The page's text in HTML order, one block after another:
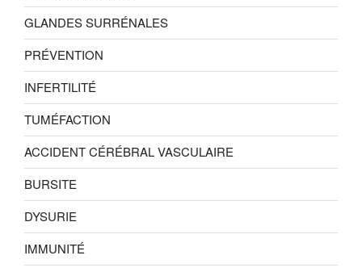
GLANDES SURRÉNALES
PRÉVENTION
INFERTILITÉ
TUMÉFACTION
ACCIDENT CÉRÉBRAL VASCULAIRE
BURSITE
DYSURIE
IMMUNITÉ